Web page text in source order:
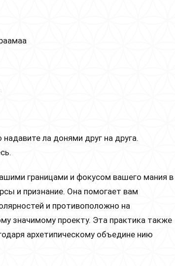
ла донями друг на друга.
границами и фокусом вашего мания в
и признание. Она помогает вам
и противоположно на
значимому проекту. Эта практика также
архетипическому объедине нию